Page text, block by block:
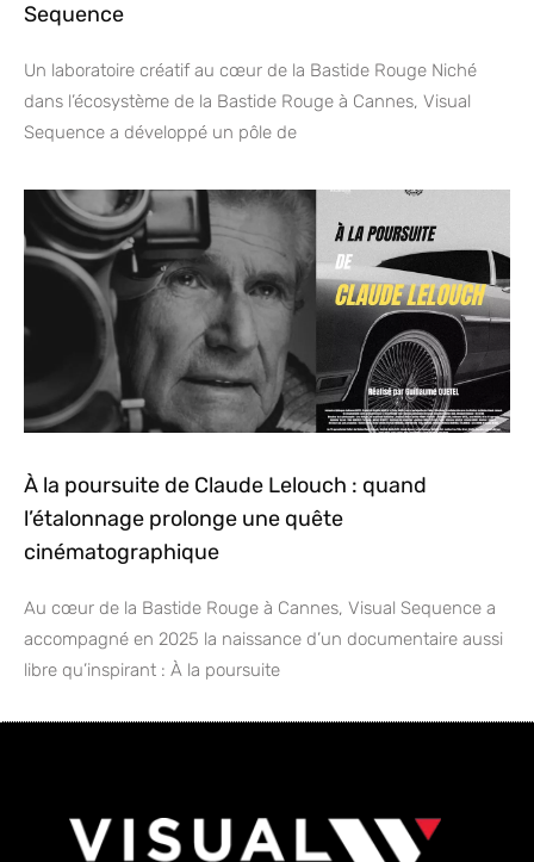
Sequence
Un laboratoire créatif au cœur de la Bastide Rouge Niché
dans l’écosystème de la Bastide Rouge à Cannes, Visual
Sequence a développé un pôle de
À la poursuite de Claude Lelouch : quand
l’étalonnage prolonge une quête
cinématographique
Au cœur de la Bastide Rouge à Cannes, Visual Sequence a
accompagné en 2025 la naissance d’un documentaire aussi
libre qu’inspirant : À la poursuite